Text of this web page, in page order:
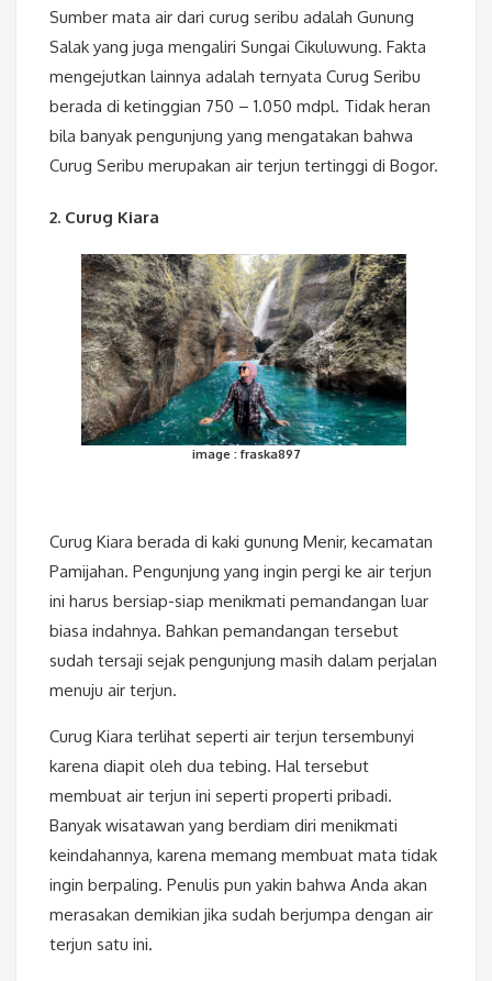
Sumber mata air dari curug seribu adalah Gunung
Salak yang juga mengaliri Sungai Cikuluwung. Fakta
mengejutkan lainnya adalah ternyata Curug Seribu
berada di ketinggian 750 – 1.050 mdpl. Tidak heran
bila banyak pengunjung yang mengatakan bahwa
Curug Seribu merupakan air terjun tertinggi di Bogor.
2. Curug Kiara
image : fraska897
Curug Kiara berada di kaki gunung Menir, kecamatan
Pamijahan. Pengunjung yang ingin pergi ke air terjun
ini harus bersiap-siap menikmati pemandangan luar
biasa indahnya. Bahkan pemandangan tersebut
sudah tersaji sejak pengunjung masih dalam perjalan
menuju air terjun.
Curug Kiara terlihat seperti air terjun tersembunyi
karena diapit oleh dua tebing. Hal tersebut
membuat air terjun ini seperti properti pribadi.
Banyak wisatawan yang berdiam diri menikmati
keindahannya, karena memang membuat mata tidak
ingin berpaling. Penulis pun yakin bahwa Anda akan
merasakan demikian jika sudah berjumpa dengan air
terjun satu ini.